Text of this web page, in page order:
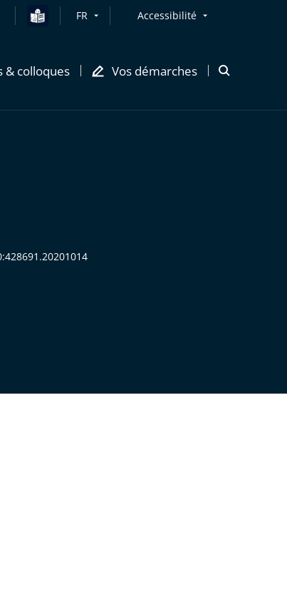
FR Accessibilité
& colloques Vos démarches
Ouvrir